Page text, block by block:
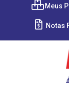
Meus
Notas